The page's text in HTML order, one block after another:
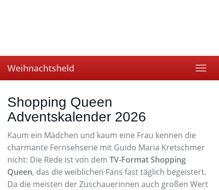
Weihnachtsheld
Shopping Queen
Adventskalender 2026
Kaum ein Mädchen und kaum eine Frau kennen die
charmante Fernsehserie mit Guido Maria Kretschmer
nicht: Die Rede ist von dem TV-Format Shopping
Queen, das die weiblichen Fans fast täglich begeistert.
Da die meisten der Zuschauerinnen auch großen Wert